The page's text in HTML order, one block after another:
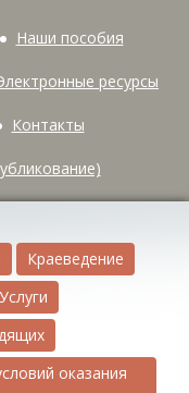
Наши пособия
ресурсы
Контакты
Краеведение
Услуги
оказания